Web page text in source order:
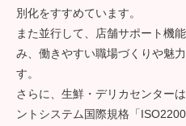
別化をすすめています。
また並行して、店舗サポート機
み、働きやすい職場づくりや魅
す。
さらに、生鮮・デリカセンター
ントシステム国際規格「